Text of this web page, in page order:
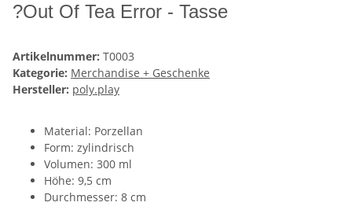
?Out Of Tea Error - Tasse
Artikelnummer: T0003
Kategorie: Merchandise + Geschenke
Hersteller: poly.play
Material: Porzellan
Form: zylindrisch
Volumen: 300 ml
Höhe: 9,5 cm
Durchmesser: 8 cm